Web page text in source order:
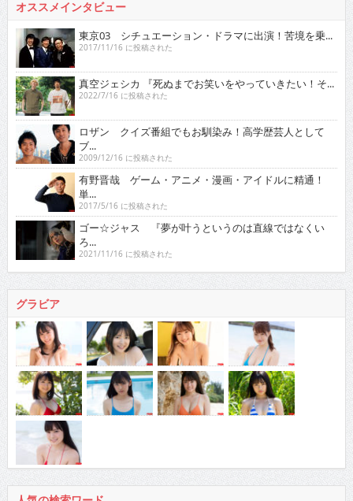
オススメインタビュー
東京03 シチュエーション・ドラマに出演！苦境を乗...
2017/11/16 に投稿された
真空ジェシカ 『死ぬまでお笑いをやっていきたい！そ...
2022/7/16 に投稿された
ロザン クイズ番組でもお馴染み！高学歴芸人として
ブ...
2009/12/16 に投稿された
有野晋哉 ゲーム・アニメ・漫画・アイドルに精通！
単...
2017/5/16 に投稿された
ゴー☆ジャス 『夢が叶うというのは直線ではなくい
ろ...
2021/11/16 に投稿された
グラビア